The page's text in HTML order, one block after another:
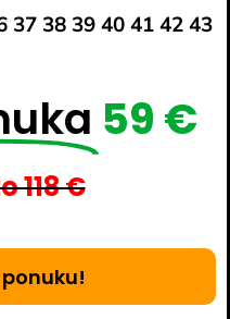
37 38 39 40 41 42 43
59 €
118 €